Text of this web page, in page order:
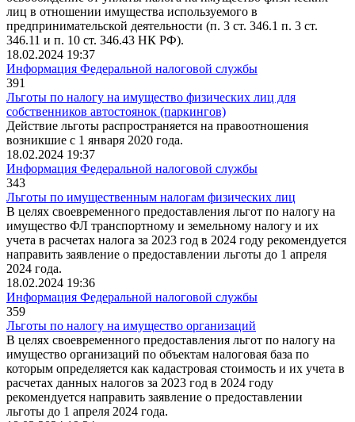
лиц в отношении имущества используемого в
предпринимательской деятельности (п. 3 ст. 346.1 п. 3 ст.
346.11 и п. 10 ст. 346.43 НК РФ).
18.02.2024 19:37
Информация Федеральной налоговой службы
391
Льготы по налогу на имущество физических лиц для
собственников автостоянок (паркингов)
Действие льготы распространяется на правоотношения
возникшие с 1 января 2020 года.
18.02.2024 19:37
Информация Федеральной налоговой службы
343
Льготы по имущественным налогам физических лиц
В целях своевременного предоставления льгот по налогу на
имущество ФЛ транспортному и земельному налогу и их
учета в расчетах налога за 2023 год в 2024 году рекомендуется
направить заявление о предоставлении льготы до 1 апреля
2024 года.
18.02.2024 19:36
Информация Федеральной налоговой службы
359
Льготы по налогу на имущество организаций
В целях своевременного предоставления льгот по налогу на
имущество организаций по объектам налоговая база по
которым определяется как кадастровая стоимость и их учета в
расчетах данных налогов за 2023 год в 2024 году
рекомендуется направить заявление о предоставлении
льготы до 1 апреля 2024 года.